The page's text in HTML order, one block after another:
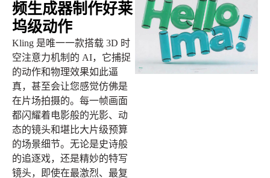
频生成器制作好莱
坞级动作
Kling 是唯一一款搭载 3D 时
空注意力机制的 AI，它捕捉
的动作和物理效果如此逼
真，甚至会让您感觉仿佛是
在片场拍摄的。每一帧画面
都闪耀着电影般的光影、动
态的镜头和堪比大片级预算
的场景细节。无论是史诗般
的追逐戏，还是精妙的特写
镜头，即使在最激烈、最复